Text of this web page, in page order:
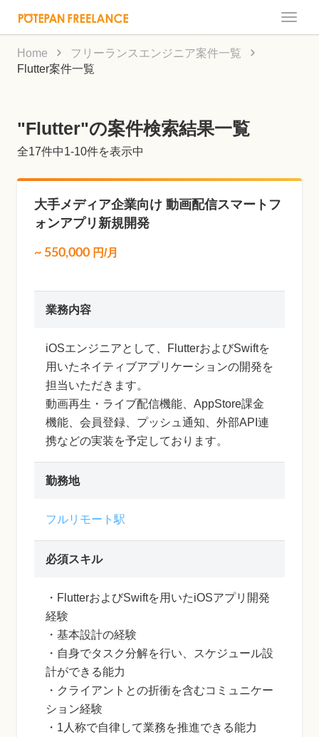
Toggle
Home
フリーランスエンジニア案件一覧
Flutter案件一覧
"Flutter"の案件検索結果一覧
全17件中1-10件を表示中
大手メディア企業向け 動画配信スマートフ
ォンアプリ新規開発
~ 550,000 円/月
業務内容
iOSエンジニアとして、FlutterおよびSwiftを
用いたネイティブアプリケーションの開発を
担当いただきます。
動画再生・ライブ配信機能、AppStore課金
機能、会員登録、プッシュ通知、外部API連
携などの実装を予定しております。
勤務地
フルリモート駅
必須スキル
・FlutterおよびSwiftを用いたiOSアプリ開発
経験
・基本設計の経験
・自身でタスク分解を行い、スケジュール設
計ができる能力
・クライアントとの折衝を含むコミュニケー
ション経験
・1人称で自律して業務を推進できる能力